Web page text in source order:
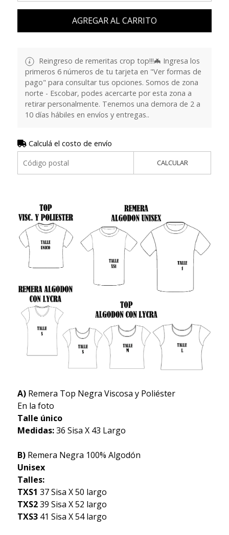
AGREGAR AL CARRITO
Reingreso de remeritas crop top!!!🦇 Ingresa los
primeros 6 números de tu tarjeta en "Ver formas de
pago" para consultar tus opciones. Somos de zona
norte - Escobar, podes acercarte por esta zona a
retirar personalmente. Tenemos una demora de 2 a
10 días hábiles en envíos y entregas..
Calculá el costo de envío
CALCULAR
A)Remera Top Negra Viscosa y Poliéster
En la foto
Talle único
Medidas:36 Sisa X 43 Largo
B)Remera Negra 100% Algodón
Unisex
Talles:
TXS1 37 Sisa X 50 largo
TXS239 Sisa X 52 largo
TXS341 Sisa X 54 largo